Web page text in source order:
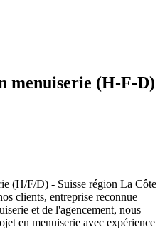
menuiserie (H-F-D)
(H/F/D) - Suisse région La Côte
clients, entreprise reconnue
et de l'agencement, nous
en menuiserie avec expérience